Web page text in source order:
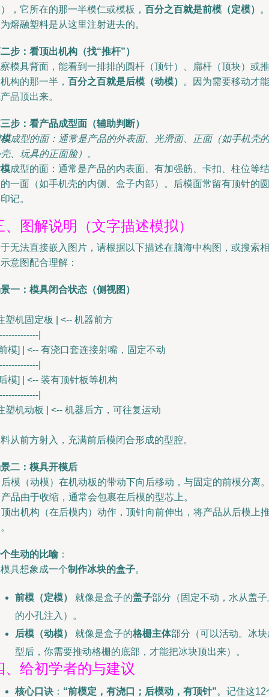
，它所在的那一半模仁或模板， 百分之百就是前模（定模）
。
熔融塑料是从这里注射进去的。
步：看顶出机构（找“推杆”）
模具背面，能看到一排排的圆杆（顶针）、扁杆（顶块）或推
构的那一半， 百分之百就是后模（动模）
。因为需要移动才能
品顶出来。
步：看产品成型面（辅助判断）
成型的面：通常是产品的外表面、光滑面、正面（如手机壳的
、玩具的正面脸）。
成型的面：通常是产品的内表面、有加强筋、卡扣、柱位等结
一面（如手机壳的内侧、盒子内部）。后模面常留有顶针的圆
记。
、图解说明（文字描述模拟）
无法直接嵌入图片，请根据以下描述在脑海中构图，或搜索相
意图配合理解：
一：模具闭合状态（侧视图）
塑机固定板 | <-- 机器前方
|
模] | <-- 有浇口套连接射嘴，固定不动
|
模] | <-- 装有顶针板等机构
|
塑机动板 | <-- 机器后方，可往复运动
从前方射入，充满前后模闭合形成的型腔。
二：模具开模后
模（动模）在机动板的带动下向后移动，与固定的前模分离
品由于收缩，通常会包裹在后模的型芯上。
出机构（在后模内）动作，顶针向前伸出，将产品从后模上
生动的比喻 ：
具想象成一个制作冰块的盒子。
前模（定模） 就像是盒子的盖子部分（固定不动，水从盖子
的小孔注入）。
后模（动模）
就像是盒子的格栅主体部分（可以活动。冰块
型后，你需要推动格栅的底部，才能把冰块顶出来）。
、给初学者的与建议
核心口诀 ： “前模定，有浇口；后模动，有顶针”。记住这12